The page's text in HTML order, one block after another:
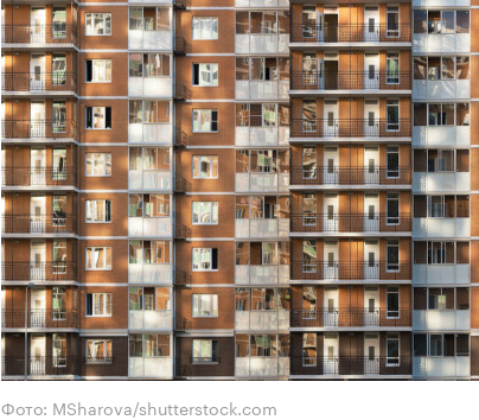
Фото: MSharova/shutterstock.com